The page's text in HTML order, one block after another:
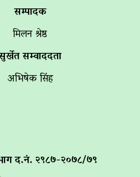
सम्पादक
मिलन श्रेष्ठ
सम्वाददता
अभिषेक सिंह
द‌.नं. २९८७-२०७८/७९